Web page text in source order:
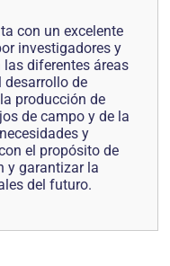
con un excelente
investigadores y
diferentes áreas
desarrollo de
producción de
de campo y de la
y
el propósito de
y garantizar la
del futuro.